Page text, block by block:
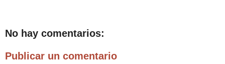
No hay comentarios:
Publicar un comentario